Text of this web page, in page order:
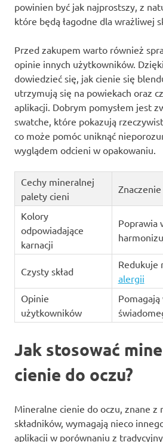
powinien być jak najprostszy, z
które będą łagodne dla wrażliwej
Przed zakupem warto również
opinie innych użytkowników.
dowiedzieć się, jak cienie się
utrzymują się na powiekach oraz
aplikacji. Dobrym pomysłem jest
swatche, które pokazują
co może pomóc uniknąć
wyglądem odcieni w opakowaniu.
Cechy mineralnej
palety cieni
Znaczenie
Kolory
odpowiadające
karnacji
Poprawia
Czysty skład
Redukuje
alergii
Opinie
użytkowników
Jak stosować
cienie do oczu?
Mineralne cienie do oczu, znane z
składników, wymagają nieco
aplikacji w porównaniu z